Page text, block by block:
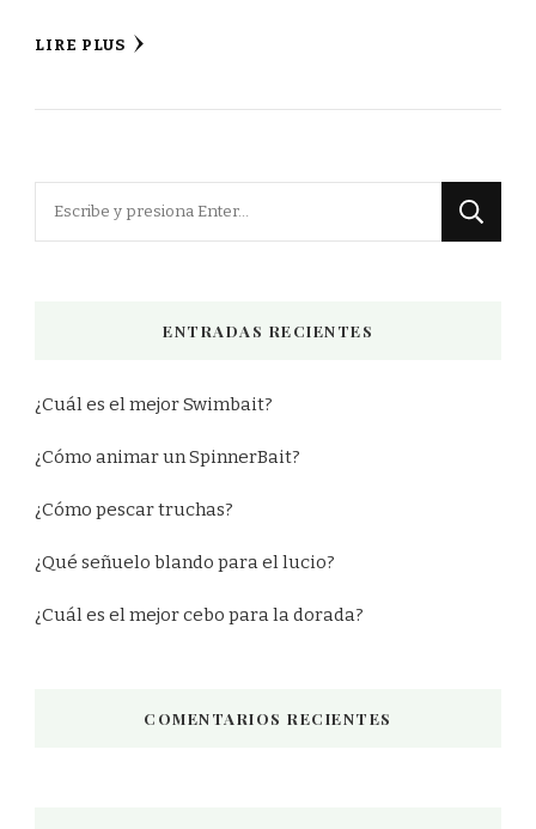
LIRE PLUS
ENTRADAS RECIENTES
¿Cuál es el mejor Swimbait?
¿Cómo animar un SpinnerBait?
¿Cómo pescar truchas?
¿Qué señuelo blando para el lucio?
¿Cuál es el mejor cebo para la dorada?
COMENTARIOS RECIENTES